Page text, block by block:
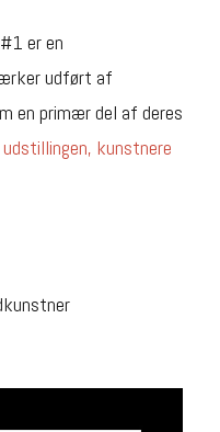
er en
udført af
en primær del af deres
udstillingen, kunstnere